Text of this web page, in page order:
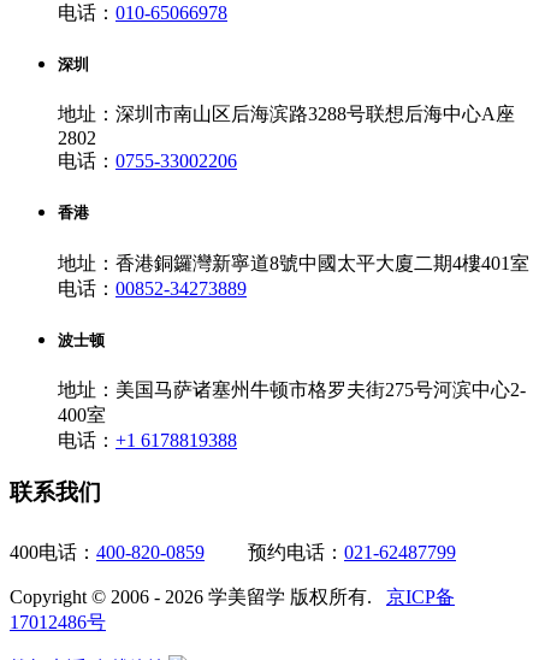
电话： 010-65066978
深圳
地址：深圳市南山区后海滨路3288号联想后海中心A座
2802
电话： 0755-33002206
香港
地址：香港銅鑼灣新寧道8號中國太平大廈二期4樓401室
电话： 00852-34273889
波士顿
地址：美国马萨诸塞州牛顿市格罗夫街275号河滨中心2-
400室
电话： +1 6178819388
联系我们
400电话： 400-820-0859 预约电话： 021-62487799
Copyright © 2006 - 2026 学美留学 版权所有. 京ICP备
17012486号